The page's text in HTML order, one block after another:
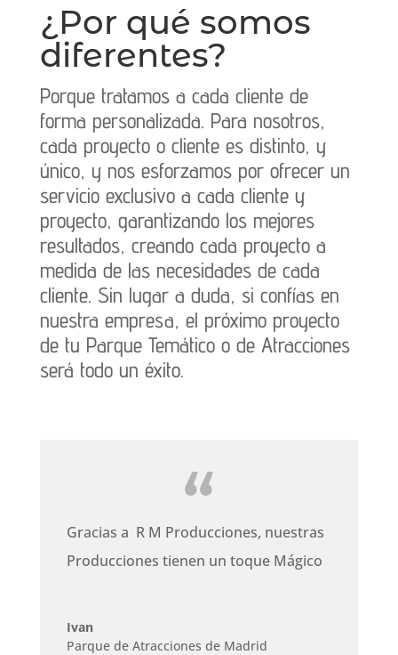
¿Por qué somos
diferentes?
Porque tratamos a cada cliente de
forma personalizada. Para nosotros,
cada proyecto o cliente es distinto, y
único, y nos esforzamos por ofrecer un
servicio exclusivo a cada cliente y
proyecto, garantizando los mejores
resultados, creando cada proyecto a
medida de las necesidades de cada
cliente. Sin lugar a duda, si confías en
nuestra empresa, el próximo proyecto
de tu Parque Temático o de Atracciones
será todo un éxito.
Gracias a R M Producciones, nuestras
Producciones tienen un toque Mágico
Ivan
Parque de Atracciones de Madrid